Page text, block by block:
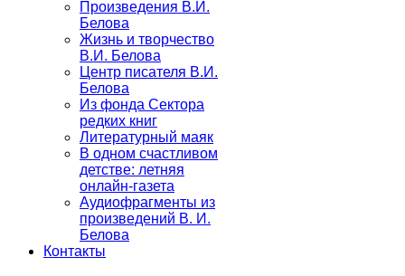
Произведения В.И.
Белова
Жизнь и творчество
В.И. Белова
Центр писателя В.И.
Белова
Из фонда Сектора
редких книг
Литературный маяк
В одном счастливом
детстве: летняя
онлайн-газета
Аудиофрагменты из
произведений В. И.
Белова
Контакты